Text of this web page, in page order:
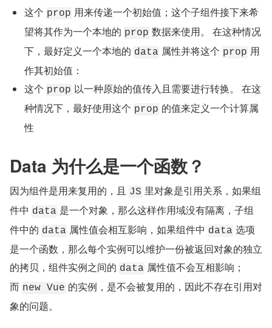
这个 prop 用来传递一个初始值；这个子组件接下来希
望将其作为一个本地的 prop 数据来使用。 在这种情况
下，最好定义一个本地的 data 属性并将这个 prop 用
作其初始值：
这个 prop 以一种原始的值传入且需要进行转换。 在这
种情况下，最好使用这个 prop 的值来定义一个计算属
性
Data 为什么是一个函数？
因为组件是用来复用的，且 JS 里对象是引用关系，如果组
件中 data 是一个对象，那么这样作用域没有隔离，子组
件中的 data 属性值会相互影响，如果组件中 data 选项
是一个函数，那么每个实例可以维护一份被返回对象的独立
的拷贝，组件实例之间的 data 属性值不会互相影响；
而 new Vue 的实例，是不会被复用的，因此不存在引用对
象的问题。